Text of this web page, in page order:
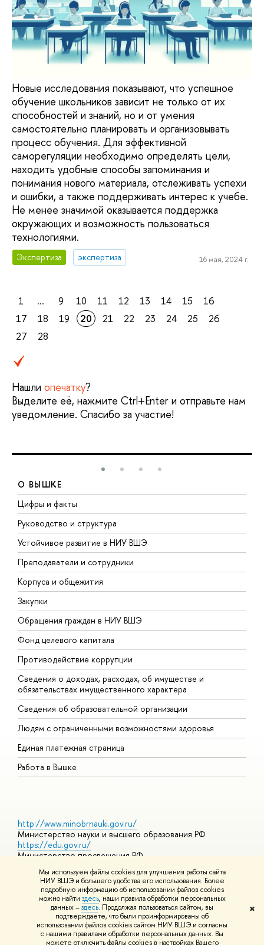
Мы используем файлы cookies для улучшения работы сайта
НИУ ВШЭ и большего удобства его использования. Более
подробную информацию об использовании файлов cookies
можно найти здесь, наши правила обработки персональных
данных –здесь. Продолжая пользоваться сайтом, вы
подтверждаете, что были проинформированы об
использовании файлов cookies сайтом НИУ ВШЭ и согласны
с нашими правилами обработки персональных данных. Вы
можете отключить файлы cookies в настройках Вашего
✖
Новые исследования показывают, что успешное
обучение школьников зависит не только от их
способностей и знаний, но и от умения
самостоятельно планировать и организовывать
процесс обучения. Для эффективной
саморегуляции необходимо определять цели,
находить удобные способы запоминания и
понимания нового материала, отслеживать успехи
и ошибки, а также поддерживать интерес к учебе.
Не менее значимой оказывается поддержка
окружающих и возможность пользоваться
технологиями.
Экспертиза экспертиза 16 мая, 2024 г.
1 ... 9 10 11 12 13 14 15
16
17
18 19 20 21 22 23 24 25
26
27
28
Нашли опечатку?
Выделите её, нажмите Ctrl+Enter и отправьте нам
уведомление. Спасибо за участие!
О ВЫШКЕ
Цифры и факты
Руководство и структура
Устойчивое развитие в НИУ ВШЭ
Преподаватели и сотрудники
Корпуса и общежития
Закупки
Обращения граждан в НИУ ВШЭ
Фонд целевого капитала
Противодействие коррупции
Сведения о доходах, расходах, об имуществе и
обязательствах имущественного характера
Сведения об образовательной организации
Людям с ограниченными возможностями здоровья
Единая платежная страница
Работа в Вышке
http://www.minobrnauki.gov.ru/
Министерство науки и высшего образования РФ
https://edu.gov.ru/
Министерство просвещения РФ
https://elearning.hse.ru/mooc
Массовые открытые онлайн-курсы
© НИУ ВШЭ 1993–2026 Адреса и контактыУсловия
использования материалов Политика конфиденциальности
Шрифты HSE Sans и HSE Slab разработаны вШколе дизайна НИУ